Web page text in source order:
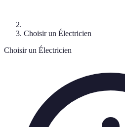
Choisir un Électricien
Choisir un Électricien